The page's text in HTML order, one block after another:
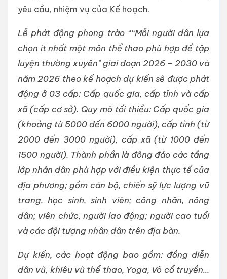
yêu cầu, nhiệm vụ của Kế hoạch.
Lễ phát động phong trào ““Mỗi người dân lựa
chọn ít nhất một môn thể thao phù hợp để tập
luyện thường xuyên” giai đoạn 2026 – 2030 và
năm 2026 theo kế hoạch dự kiến sẽ được phát
động ở 03 cấp: Cấp quốc gia, cấp tỉnh và cấp
xã (cấp cơ sở). Quy mô tối thiểu: Cấp quốc gia
(khoảng từ 5000 đến 6000 người), cấp tỉnh (từ
2000 đến 3000 người), cấp xã (từ 1000 đến
1500 người). Thành phần là đông đảo các tầng
lớp nhân dân phù hợp với điều kiện thực tế của
địa phương; gồm cán bộ, chiến sỹ lực lượng vũ
trang, học sinh, sinh viên; công nhân, nông
dân; viên chức, người lao động; người cao tuổi
và các đội tượng nhân dân trên địa bàn.
Dự kiến, các hoạt động bao gồm: đồng diễn
dân vũ, khiêu vũ thể thao, Yoga, Võ cổ truyền…